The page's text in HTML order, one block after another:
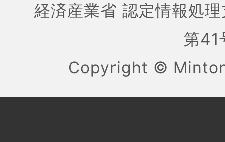
経済産業省 認定情報処
第
Copyright ©